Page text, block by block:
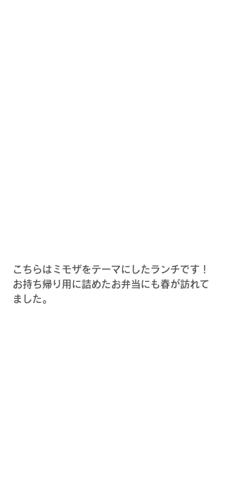
こちらはミモザをテーマにしたランチです！
お持ち帰り用に詰めたお弁当にも春が訪れて
ました。